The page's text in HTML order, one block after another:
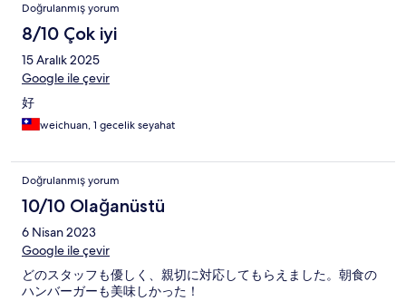
Doğrulanmış yorum
8/10 Çok iyi
15 Aralık 2025
Google ile çevir
好
weichuan, 1 gecelik seyahat
Doğrulanmış yorum
10/10 Olağanüstü
6 Nisan 2023
Google ile çevir
どのスタッフも優しく、親切に対応してもらえました。朝食の
ハンバーガーも美味しかった！